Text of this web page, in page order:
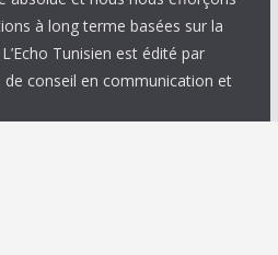
à long terme basées sur la
Tunisien est édité par
de conseil en communication et